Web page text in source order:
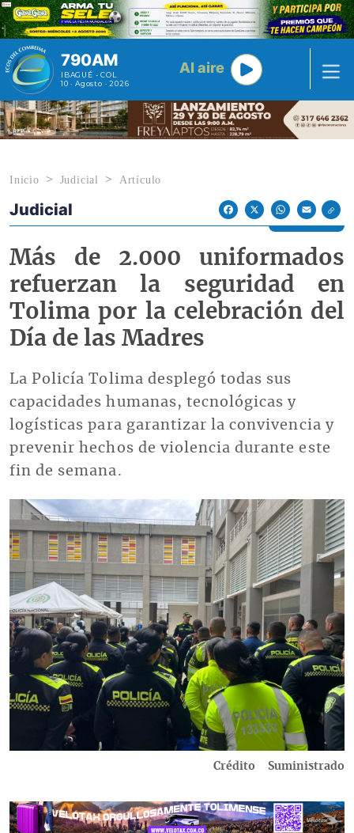
Pasar al contenido principal
790AM
IBAGUÉ - COL
10 · Agosto · 2026
Al aire
Inicio Judicial Artículo
Econoticias y Eventos
Judicial
FacebookX WhatsAppEmail
Más de 2.000 uniformados
refuerzan la seguridad en
Tolima por la celebración del
Día de las Madres
La Policía Tolima desplegó todas sus
capacidades humanas, tecnológicas y
logísticas para garantizar la convivencia y
prevenir hechos de violencia durante este
fin de semana.
Imagen
Crédito Suministrado